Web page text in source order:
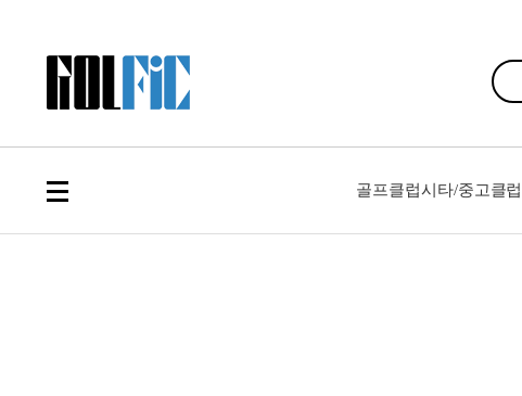
골프클럽시타/중고클럽